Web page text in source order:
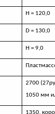
H = 120,0
D = 130,0
Н = 9,0
2700
1050 мм
1350,